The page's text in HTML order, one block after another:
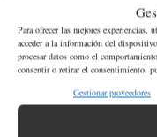
Para ofrecer las mejores experiencias,
acceder a la información del
procesar datos como el
consentir o retirar el consentimiento,
Gestionar proveedores
Funcionarios
minuto a minuto. No
contención resistan.